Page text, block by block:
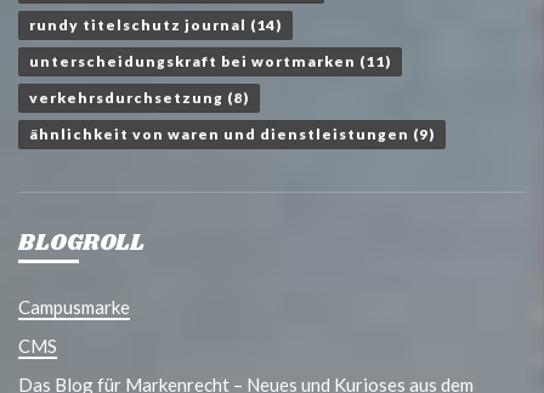
rundy titelschutz journal (14)
unterscheidungskraft bei wortmarken (11)
verkehrsdurchsetzung (8)
ähnlichkeit von waren und dienstleistungen (9)
BLOGROLL
Campusmarke
CMS
Das Blog für Markenrecht – Neues und Kurioses aus dem